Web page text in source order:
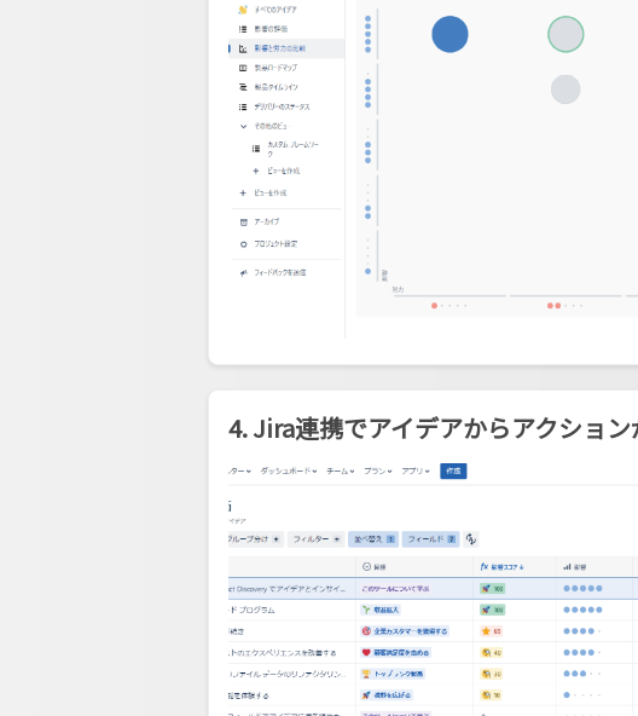
4. Jira連携でアイデアからアクショ